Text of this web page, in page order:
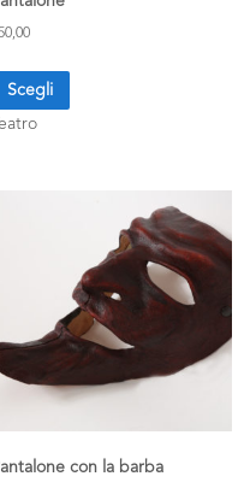
Scegli
con la barba